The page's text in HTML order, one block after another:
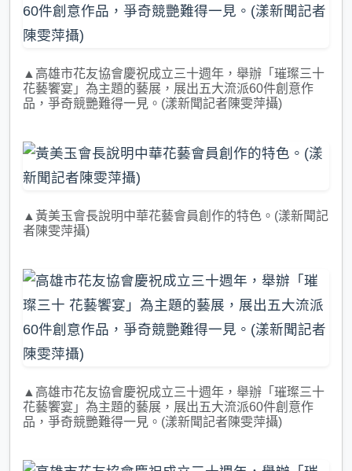
▲高雄市花友協會慶祝成立三十週年，舉辦「璀璨三十
花藝饗宴」為主題的藝展，展出五大流派60件創意作
品，爭奇競艷難得一見。(漾新聞記者陳雯萍攝)
▲黃美玉會長說明中華花藝會員創作的特色。(漾新聞記
者陳雯萍攝)
▲高雄市花友協會慶祝成立三十週年，舉辦「璀璨三十
花藝饗宴」為主題的藝展，展出五大流派60件創意作
品，爭奇競艷難得一見。(漾新聞記者陳雯萍攝)